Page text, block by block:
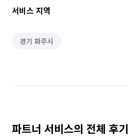
서비스 지역
경기 파주시
파트너 서비스의 전체 후기